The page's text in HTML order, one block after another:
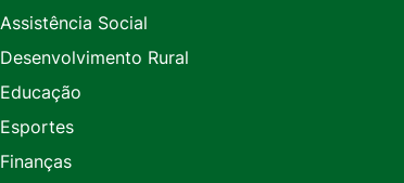
Assistência Social
Desenvolvimento Rural
Educação
Esportes
Finanças